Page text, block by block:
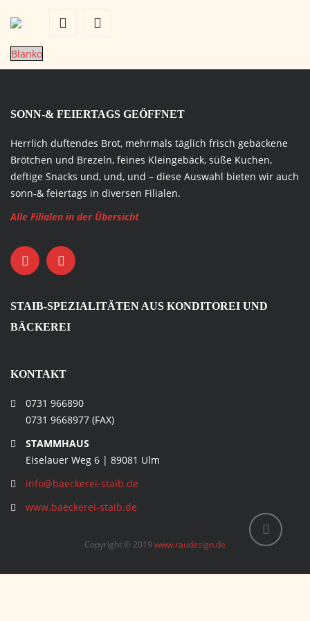
Blanko
SONN-& FEIERTAGS GEÖFFNET
Herrlich duftendes Brot, mehrmals täglich frisch gebackene
Brötchen und Brezeln, feines Kleingebäck, süße Kuchen,
deftige Snacks und, und, und – diese Auswahl bieten wir auch
sonn-& feiertags in diversen Filialen.
Alle Filialen in der Übersicht
STAIB-SPEZIALITÄTEN AUS KONDITOREI UND
BÄCKEREI
KONTAKT
0731 966890
0731 9668977 (FAX)
STAMMHAUS
Eiselauer Weg 6 | 89081 Ulm
info@baeckerei-staib.de
www.baeckerei-staib.de
Copyright © 2019 www.raudesign.de